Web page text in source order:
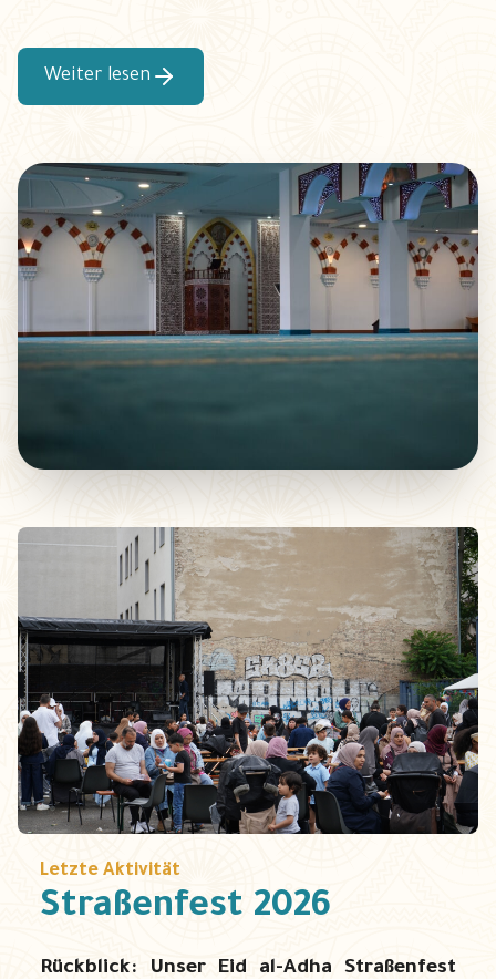
Weiter lesen
Letzte Aktivität
Straßenfest 2026
Rückblick: Unser Eid al-Adha Straßenfest